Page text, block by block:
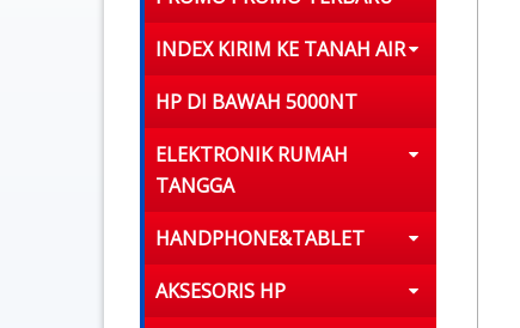
INDEX KIRIM KE TANAH AIR
HP DI BAWAH 5000NT
ELEKTRONIK RUMAH
TANGGA
HANDPHONE&TABLET
AKSESORIS HP